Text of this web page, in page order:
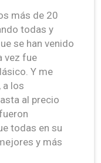
más de 20
todas y
se han venido
vez fue
Y me
a los
al precio
todas en su
y más